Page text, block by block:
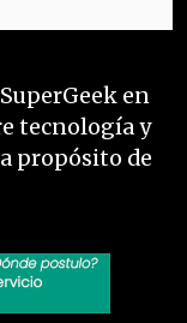
en
tecnología y
propósito de